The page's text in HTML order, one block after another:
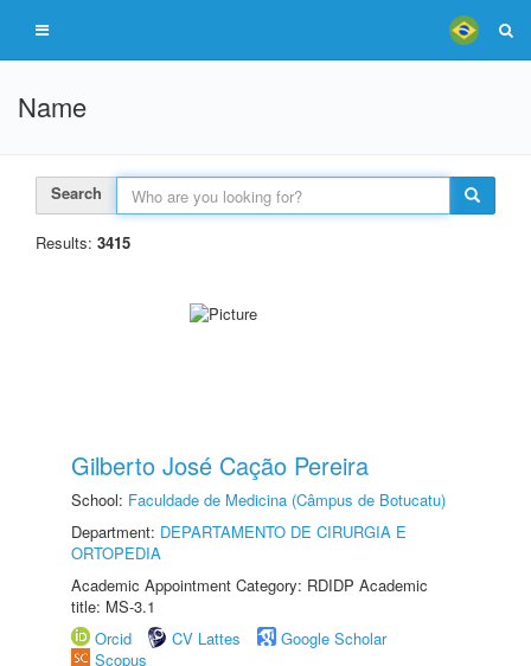
Name
Search
Results: 3415
Gilberto José Cação Pereira
School: Faculdade de Medicina (Câmpus de Botucatu)
Department: DEPARTAMENTO DE CIRURGIA E
ORTOPEDIA
Academic Appointment Category: RDIDP Academic
title: MS-3.1
Orcid
CV Lattes
Google Scholar
Scopus